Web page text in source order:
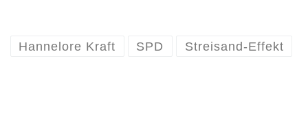
Hannelore Kraft SPD Streisand-Effekt